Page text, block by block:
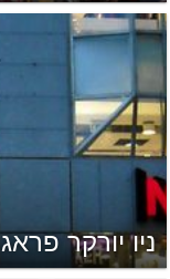
ניו יורקר פראג